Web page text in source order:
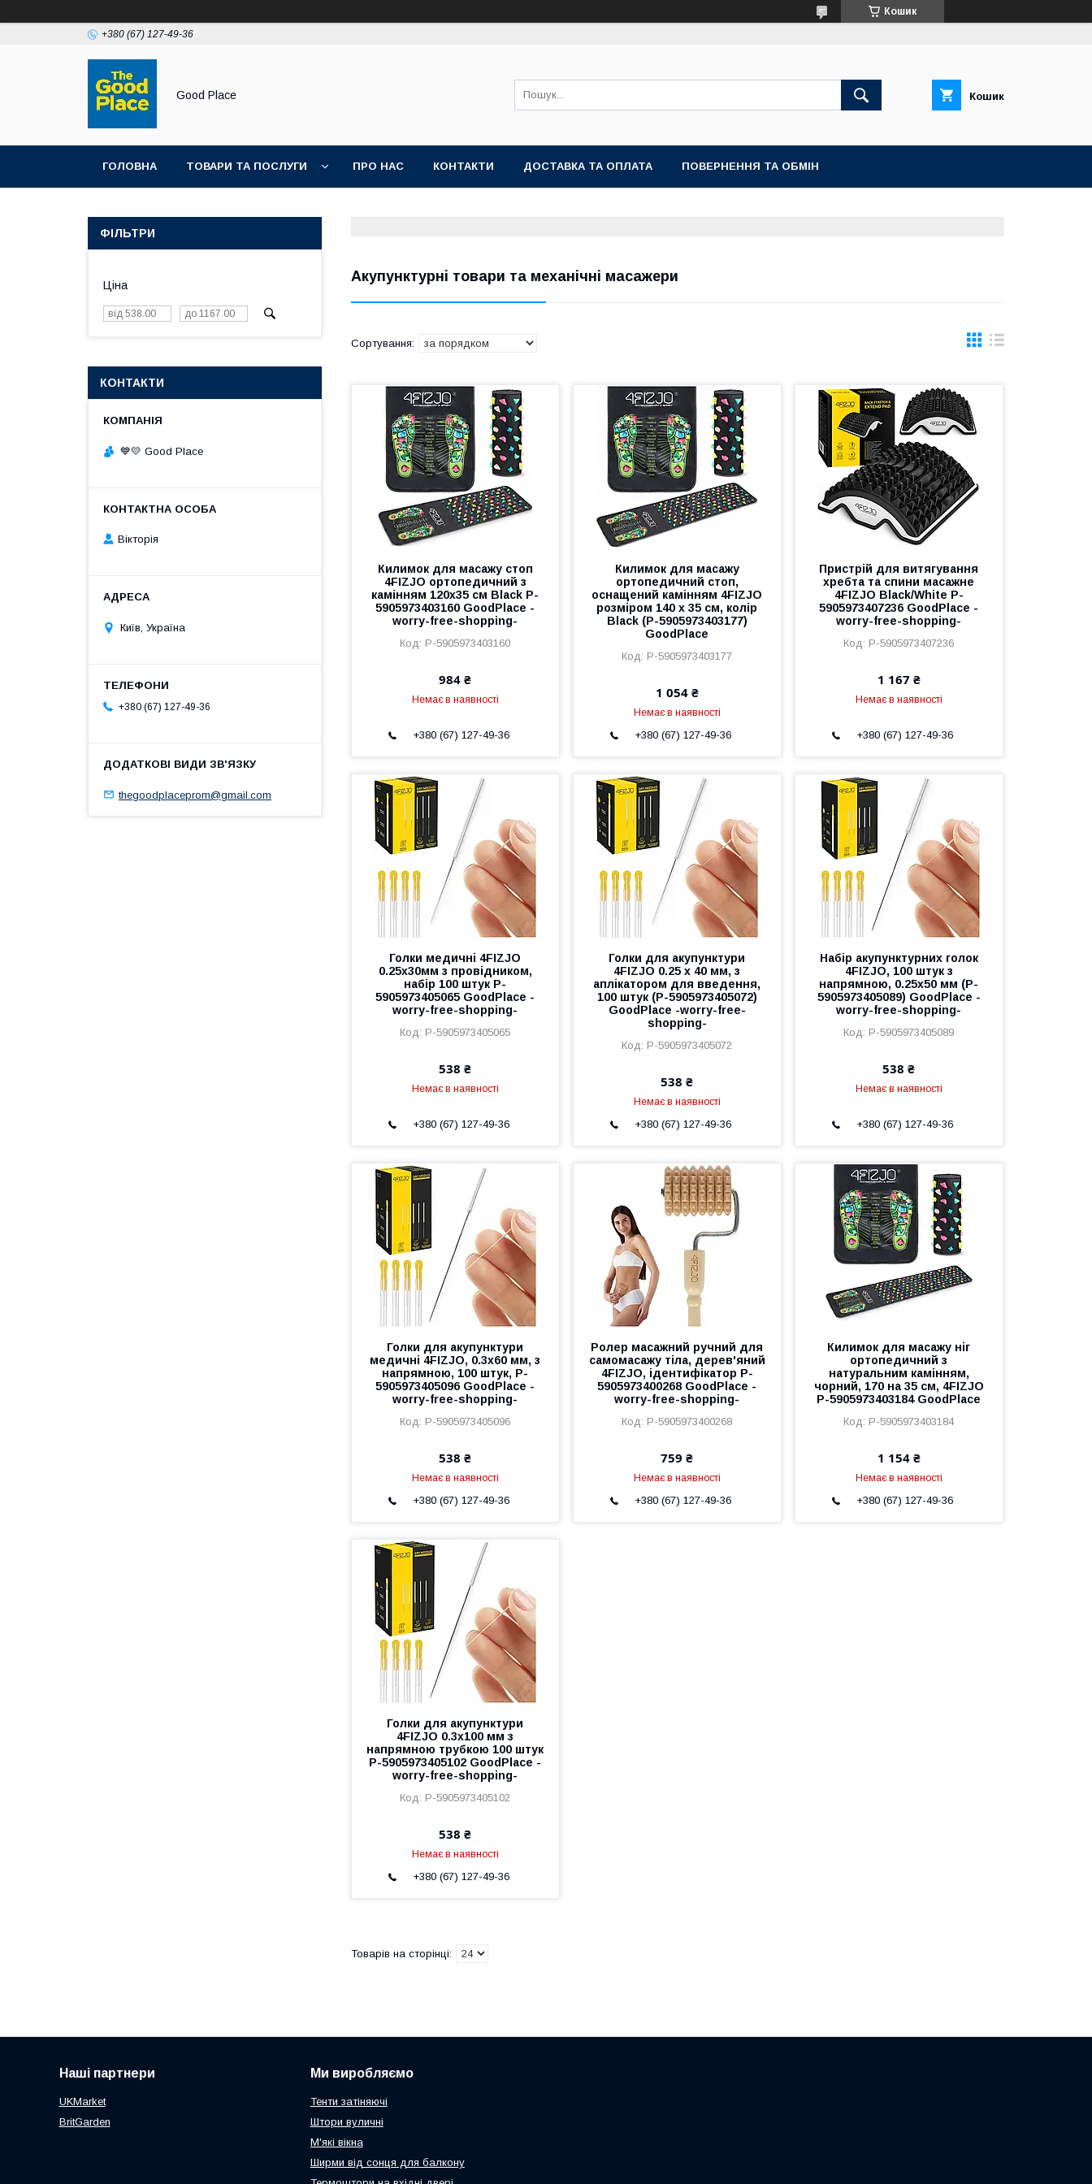
Кошик
+380 (67) 127-49-36
Good Place Кошик
ГОЛОВНА ТОВАРИ ТА ПОСЛУГИ ПРО НАС КОНТАКТИ ДОСТАВКА ТА ОПЛАТА ПОВЕРНЕННЯ ТА ОБМІН
Акупунктурні товари та механічні масажери
Килимок для масажу стоп
4FIZJO ортопедичний з
камінням 120x35 см Black P-
5905973403160 GoodPlace -
worry-free-shopping-
P-5905973403160
984 ₴
Немає в наявності
+380 (67) 127-49-36
Килимок для масажу
ортопедичний стоп,
оснащений камінням 4FIZJO
розміром 140 x 35 см, колір
Black (P-5905973403177)
GoodPlace
P-5905973403177
1 054 ₴
Немає в наявності
+380 (67) 127-49-36
Пристрій для витягування
хребта та спини масажне
4FIZJO Black/White P-
5905973407236 GoodPlace -
worry-free-shopping-
P-5905973407236
1 167 ₴
Немає в наявності
+380 (67) 127-49-36
Голки медичні 4FIZJO
0.25x30мм з провідником,
набір 100 штук P-
5905973405065 GoodPlace -
worry-free-shopping-
P-5905973405065
538 ₴
Немає в наявності
+380 (67) 127-49-36
Голки для акупунктури
4FIZJO 0.25 х 40 мм, з
аплікатором для введення,
100 штук (P-5905973405072)
GoodPlace -worry-free-
shopping-
P-5905973405072
538 ₴
Немає в наявності
+380 (67) 127-49-36
Набір акупунктурних голок
4FIZJO, 100 штук з
напрямною, 0.25x50 мм (P-
5905973405089) GoodPlace -
worry-free-shopping-
P-5905973405089
538 ₴
Немає в наявності
+380 (67) 127-49-36
Голки для акупунктури
медичні 4FIZJO, 0.3х60 мм, з
напрямною, 100 штук, P-
5905973405096 GoodPlace -
worry-free-shopping-
P-5905973405096
538 ₴
Немає в наявності
+380 (67) 127-49-36
Ролер масажний ручний для
самомасажу тіла, дерев'яний
4FIZJO, ідентифікатор P-
5905973400268 GoodPlace -
worry-free-shopping-
P-5905973400268
759 ₴
Немає в наявності
+380 (67) 127-49-36
Килимок для масажу ніг
ортопедичний з
натуральним камінням,
чорний, 170 на 35 см, 4FIZJO
P-5905973403184 GoodPlace
P-5905973403184
1 154 ₴
Немає в наявності
+380 (67) 127-49-36
Голки для акупунктури
4FIZJO 0.3x100 мм з
напрямною трубкою 100 штук
P-5905973405102 GoodPlace -
worry-free-shopping-
P-5905973405102
538 ₴
Немає в наявності
+380 (67) 127-49-36
ФІЛЬТРИ
Ціна
КОНТАКТИ
💙💛 Good Place
Вікторія
Київ, Україна
+380 (67) 127-49-36
thegoodplaceprom@gmail.com
Наші партнери
UKMarket
BritGarden
Ми виробляємо
Тенти затіняючі
Штори вуличні
М'які вікна
Ширми від сонця для балкону